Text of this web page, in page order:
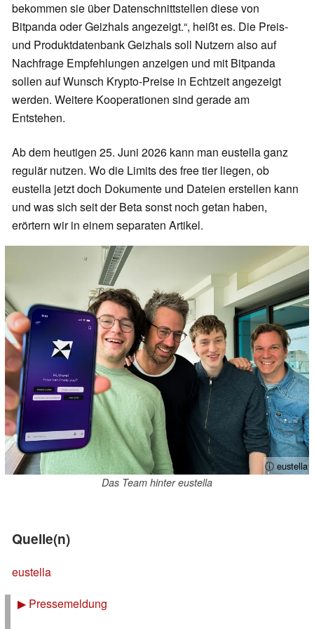
bekommen sie über Datenschnittstellen diese von
Bitpanda oder Geizhals angezeigt.“, heißt es. Die Preis-
und Produktdatenbank Geizhals soll Nutzern also auf
Nachfrage Empfehlungen anzeigen und mit Bitpanda
sollen auf Wunsch Krypto-Preise in Echtzeit angezeigt
werden. Weitere Kooperationen sind gerade am
Entstehen.
Ab dem heutigen 25. Juni 2026 kann man eustella ganz
regulär nutzen. Wo die Limits des free tier liegen, ob
eustella jetzt doch Dokumente und Dateien erstellen kann
und was sich seit der Beta sonst noch getan haben,
erörtern wir in einem separaten Artikel.
ⓘ eustella
Das Team hinter eustella
Quelle(n)
eustella
▶ Pressemeldung